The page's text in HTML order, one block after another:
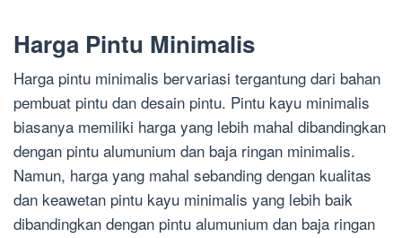
Harga Pintu Minimalis
Harga pintu minimalis bervariasi tergantung dari bahan
pembuat pintu dan desain pintu. Pintu kayu minimalis
biasanya memiliki harga yang lebih mahal dibandingkan
dengan pintu alumunium dan baja ringan minimalis.
Namun, harga yang mahal sebanding dengan kualitas
dan keawetan pintu kayu minimalis yang lebih baik
dibandingkan dengan pintu alumunium dan baja ringan